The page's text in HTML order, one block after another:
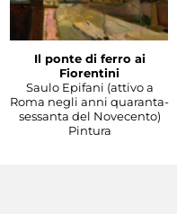
Il ponte di ferro ai
Fiorentini
Saulo Epifani (attivo a
Roma negli anni quaranta-
sessanta del Novecento)
Pintura